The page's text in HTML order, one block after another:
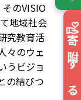
寄附する
のVISIO
地域社会
究教育活
々のウェ
うビジョ
の結びつ